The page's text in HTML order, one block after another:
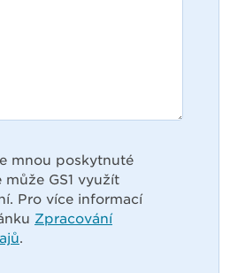
mnou poskytnuté
GS1 využít
Pro více informací
Zpracování
.